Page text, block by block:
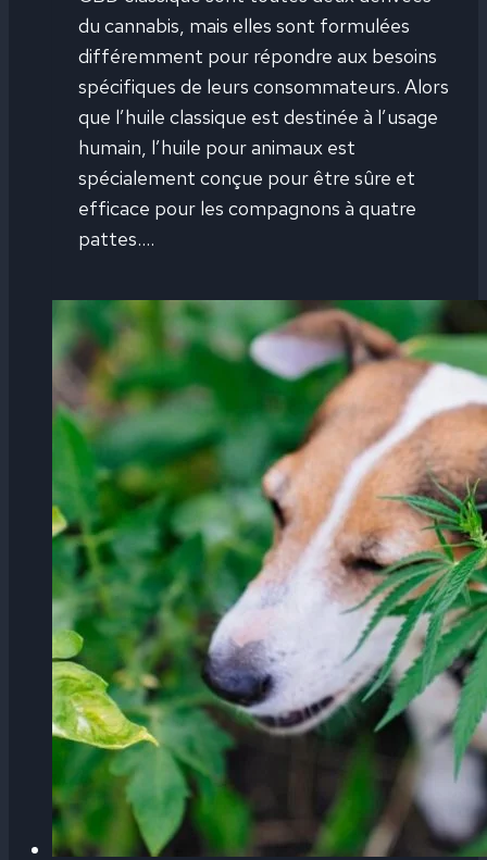
du cannabis, mais elles sont formulées
différemment pour répondre aux besoins
spécifiques de leurs consommateurs. Alors
que l’huile classique est destinée à l’usage
humain, l’huile pour animaux est
spécialement conçue pour être sûre et
efficace pour les compagnons à quatre
pattes….